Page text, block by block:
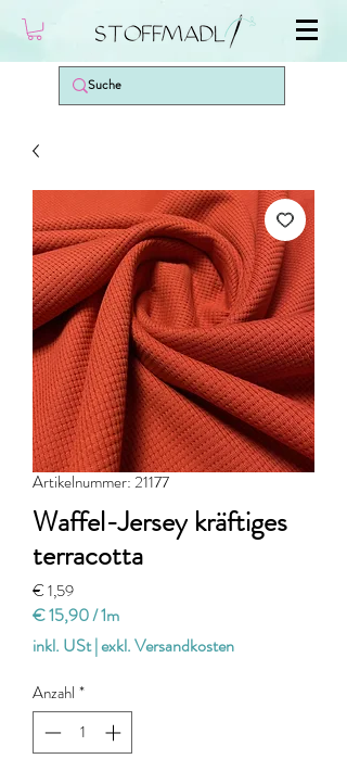
Artikelnummer: 21177
Waffel-Jersey kräftiges
terracotta
€ 1,59Preis
€ 15,90/1m
€ 15,90
pro
1
Meter
inkl. USt|exkl. Versandkosten
Anzahl *